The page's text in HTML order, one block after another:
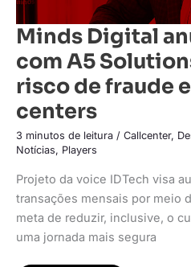
Minds Digital
com A5
risco de fraude
centers
3 minutos de leitura / Callcenter,
Notícias, Players
Projeto da voice IDTech visa
transações mensais por meio
meta de reduzir, inclusive, o
uma jornada mais segura